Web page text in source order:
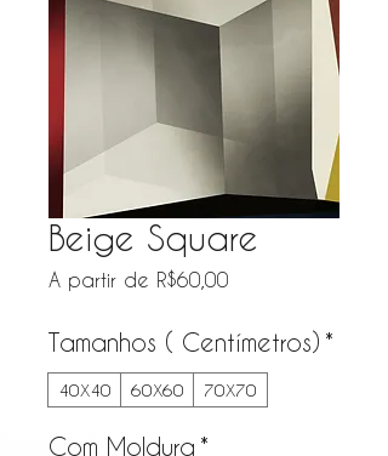
Beige Square
A partir de R$60,00
Tamanhos ( Centímetros) *
40X40 60X60 70X70
Com Moldura *